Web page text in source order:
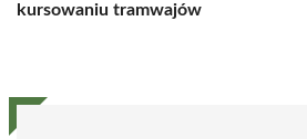
kursowaniu tramwajów